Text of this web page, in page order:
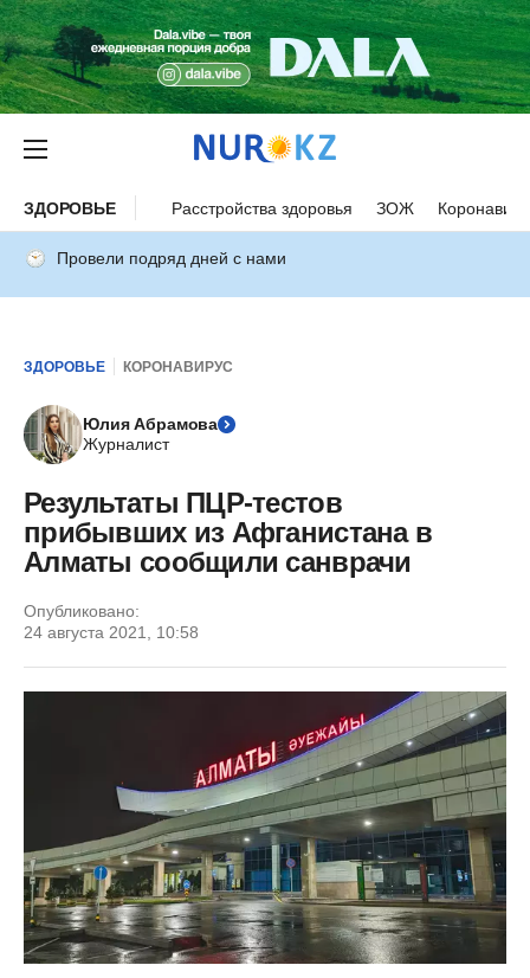
ЗДОРОВЬЕ Расстройства здоровья ЗОЖ
Провели подряд дней с нами
ЗДОРОВЬЕ КОРОНАВИРУС
Юлия Абрамова
Журналист
Результаты ПЦР-тестов
прибывших из Афганистана в
Алматы сообщили санврачи
Опубликовано:
24 августа 2021, 10:58